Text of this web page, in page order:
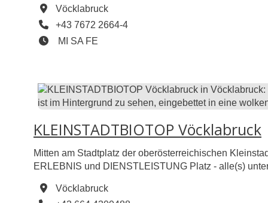
Vöcklabruck
Telefon
+43 7672 2664-4
Öffnungszeiten
MI Mittwoch geöffnet
SA Samstag geöffnet
FE
KLEINSTADTBIOTOP Vöcklabruck
Mitten am Stadtplatz der oberösterreichischen
ERLEBNIS und DIENSTLEISTUNG Platz - alle(s)
Vöcklabruck